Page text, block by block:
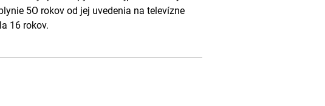
5O rokov od jej uvedenia na televízne
16 rokov.